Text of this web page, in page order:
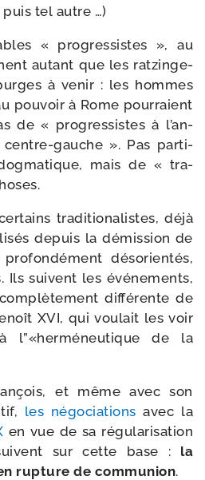
tel autre …)
« pro­gres­sistes », au
autant que les rat­zin­ge­
à venir : les hommes
pou­voir à Rome pour­raient
de « pro­gres­sistes à l’an­
​gauche ». Pas par­ti­
mais de « tra­
tra­di­tio­na­listes, déjà
depuis la démis­sion de
déso­rien­tés,
Ils suivent les évé­ne­ments,
dif­fé­rente de
XVI, qui vou­lait les voir
l”«herméneutique de la
et même avec son
les négo­cia­tions avec la
en vue de sa régu­la­ri­sa­tion
sur cette base : la
rup­ture de com­mu­nion.